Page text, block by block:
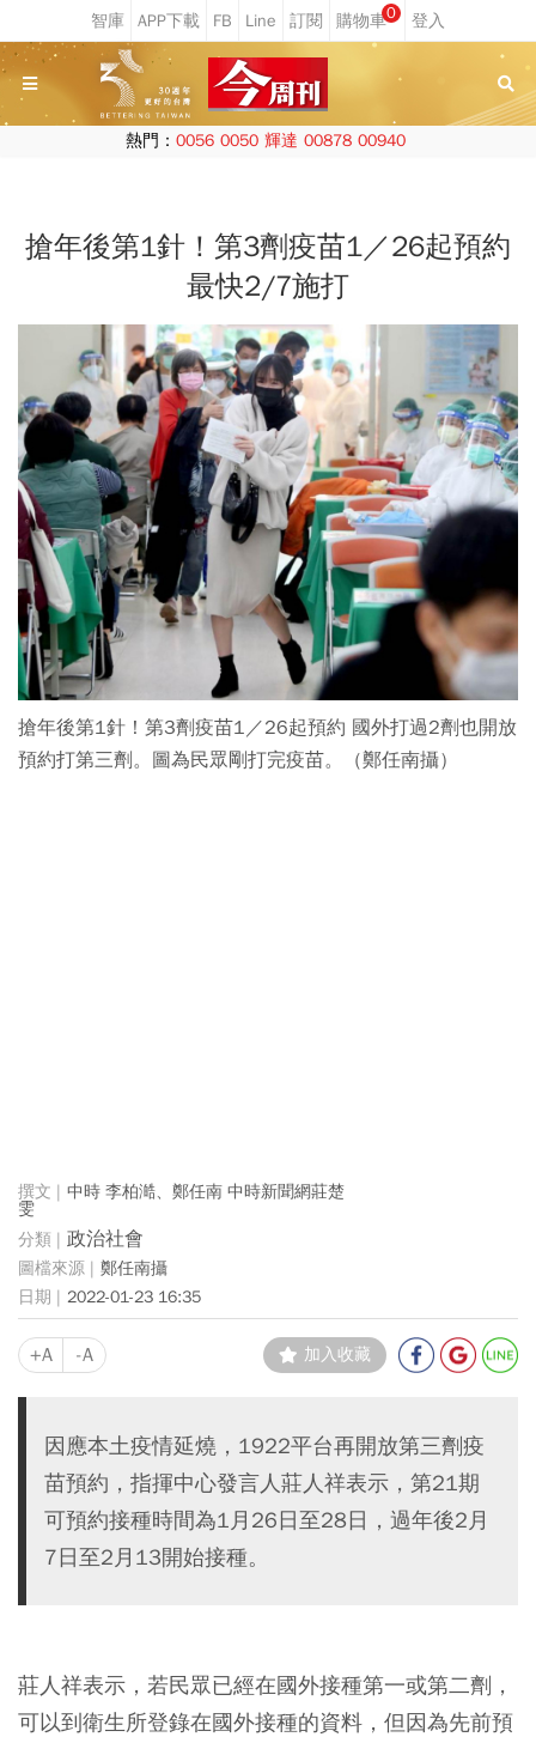
0
熱門： 0056 0050 輝達 00878 00940
搶年後第1針！第3劑疫苗1／26起預約
最快2/7施打
搶年後第1針！第3劑疫苗1／26起預約 國外打過2劑也開放
預約打第三劑。圖為民眾剛打完疫苗。（鄭任南攝）
中時 李柏澔、鄭任南 中時新聞網莊楚
雯
政治社會
鄭任南攝
2022-01-23 16:35
+A -A 加入收藏
因應本土疫情延燒，1922平台再開放第三劑疫
苗預約，指揮中心發言人莊人祥表示，第21期
可預約接種時間為1月26日至28日，過年後2月
7日至2月13開始接種。
莊人祥表示，若民眾已經在國外接種第一或第二劑，
可以到衛生所登錄在國外接種的資料，但因為先前預